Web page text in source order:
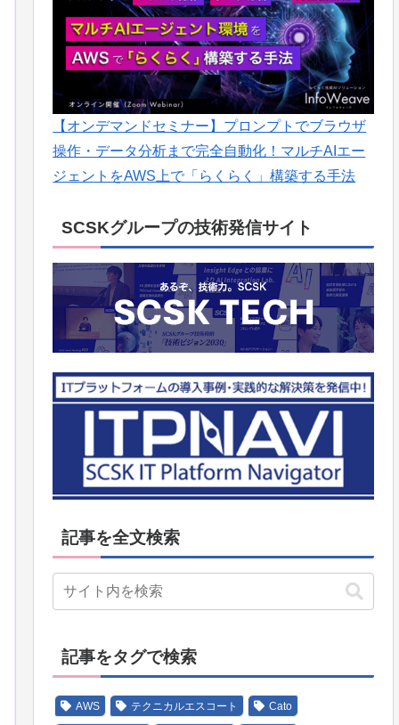
【オンデマンドセミナー】プロンプトでブラウザ
操作・データ分析まで完全自動化！マルチAIエー
ジェントをAWS上で「らくらく」構築する手法
SCSKグループの技術発信サイト
記事を全文検索
記事をタグで検索
AWS テクニカルエスコート Cato